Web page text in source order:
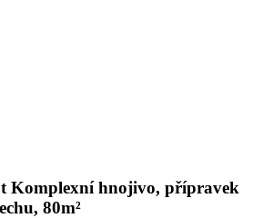
Komplexní hnojivo, přípravek
80m²